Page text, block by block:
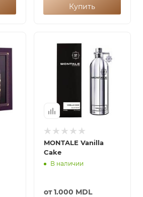
Купить
MONTALE Vanilla
Cake
В наличии
от1.000 MDL